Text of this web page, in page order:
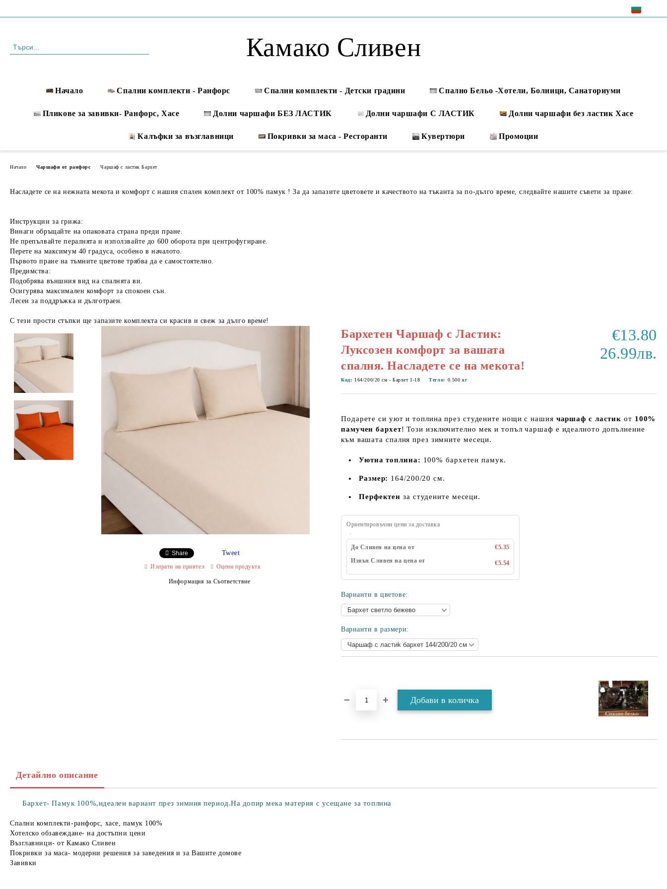
Камако Сливен
Начало Спални комплекти - Ранфорс Спални комплекти - Детски градини Спално Бельо -Хотели, Болници, Санаториуми
Пликове за завивки- Ранфорс, Хасе Долни чаршафи БЕЗ ЛАСТИК Долни чаршафи С ЛАСТИК Долни чаршафи без ластик Хасе
Калъфки за възглавници Покривки за маса - Ресторанти Кувертюри Промоции
Начало Чаршафи от ранфорс Чаршаф с ластик Бархет
Насладете се на нежната мекота и комфорт с нашия спален комплект от 100% памук ! За да запазите цветовете и качеството на тъканта за по-дълго време, следвайте нашите съвети за пране:
Инструкции за грижа:
Винаги обръщайте на опаковата страна преди пране.
Не препълвайте пералнята и използвайте до 600 оборота при центрофугиране.
Перете на максимум 40 градуса, особено в началото.
Първото пране на тъмните цветове трябва да е самостоятелно.
Предимства:
Подобрява външния вид на спалнята ви.
Осигурява максимален комфорт за спокоен сън.
Лесен за поддръжка и дълготраен.
С тези прости стъпки ще запазите комплекта си красив и свеж за дълго време!
Бархетен Чаршаф с Ластик:
Луксозен комфорт за вашата
спалня. Насладете се на мекота!
€13.80
26.99лв.
Код: 164/200/20 см - Бархет 1-18 Тегло: 0.500 кг
Подарете си уют и топлина през студените нощи с нашия чаршаф с ластик от 100%
памучен бархет! Този изключително мек и топъл чаршаф е идеалното допълнение
към вашата спалня през зимните месеци.
Уютна топлина: 100% бархетен памук.
Размер: 164/200/20 см.
Перфектен за студените месеци.
Ориентировъчни цени за доставка
До Сливен на цена от
€5.35
Извън Сливен на цена от
€5.54
Варианти в цветове:
Варианти в размери:
Share Tweet
Изпрати на приятел Оцени продукта
Информация за Съответствие
Детайлно описание
Бархет- Памук 100%,идеален вариант през зимния период.На допир мека материя с усещане за топлина
Спални комплекти-ранфорс, хасе, памук 100%
Хотелско обзавеждане- на достъпни цени
Възглавници- от Камако Сливен
Покривки за маса- модерни решения за заведения и за Вашите домове
Завивки